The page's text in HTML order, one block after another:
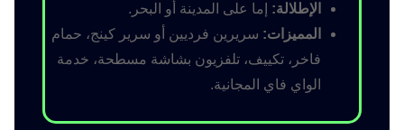
الإطلالة: إما على المدينة أو البحر.
المميزات: سريرين فرديين أو سرير كينج، حمام
فاخر، تكييف، تلفزيون بشاشة مسطحة، خدمة
الواي فاي المجانية.